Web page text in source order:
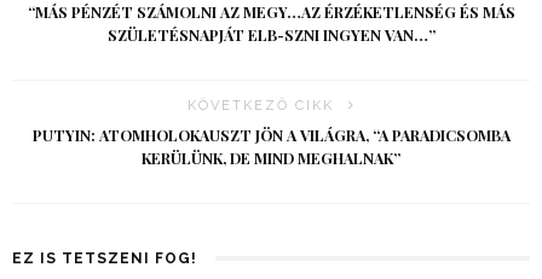
“MÁS PÉNZÉT SZÁMOLNI AZ MEGY…AZ ÉRZÉKETLENSÉG ÉS MÁS
SZÜLETÉSNAPJÁT ELB-SZNI INGYEN VAN…”
KÖVETKEZŐ CIKK
PUTYIN: ATOMHOLOKAUSZT JÖN A VILÁGRA, “A PARADICSOMBA
KERÜLÜNK, DE MIND MEGHALNAK”
EZ IS TETSZENI FOG!